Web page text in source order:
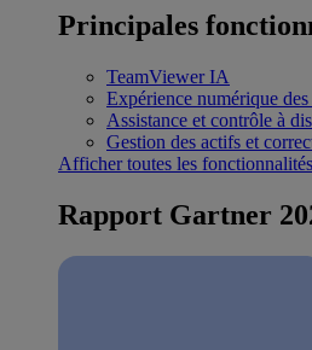
Principales
TeamViewer IA
Expérience numérique
Assistance et contrôle à
Gestion des actifs et
Afficher toutes les fonctionnalités
Rapport Gartner